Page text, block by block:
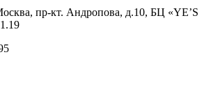
пр-кт. Андропова, д.10, БЦ «YE’S